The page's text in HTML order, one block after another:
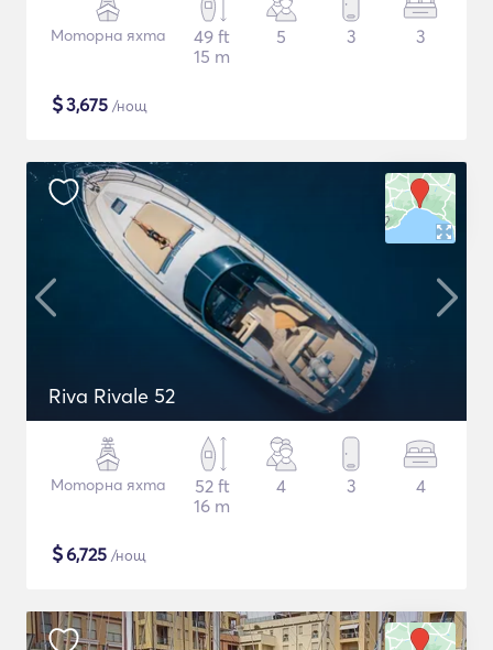
Моторна яхта
49 ft
15 m
5 3 3
$3,675 /нощ
Riva Rivale 52
Моторна яхта
52 ft
16 m
4 3 4
$6,725 /нощ